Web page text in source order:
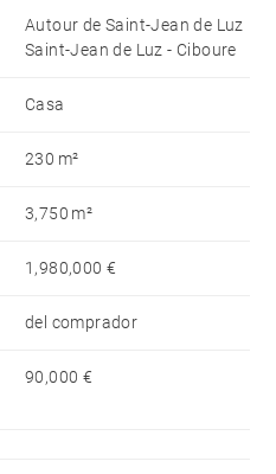
Un garaje independiente
20 m², un cuarto técnico
con amplio pasaje de
Autour de Saint-Jean de Luz
Saint-Jean de Luz - Ciboure
Casa
230 m²
3,750 m²
1,980,000 €
del comprador
90,000 €